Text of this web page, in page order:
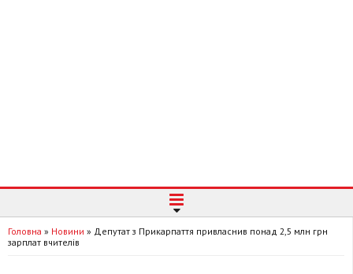
Головна » Новини » Депутат з Прикарпаття привласнив понад 2,5 млн грн
зарплат вчителів